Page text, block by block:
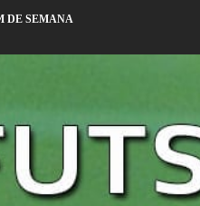
DE SEMANA